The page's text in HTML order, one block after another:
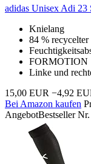
adidas Unisex Adi 23
Knielang
84 %
FORMOTION
Linke und
15,00 EUR −4,92
Bei Amazon kaufen
AngebotBestseller